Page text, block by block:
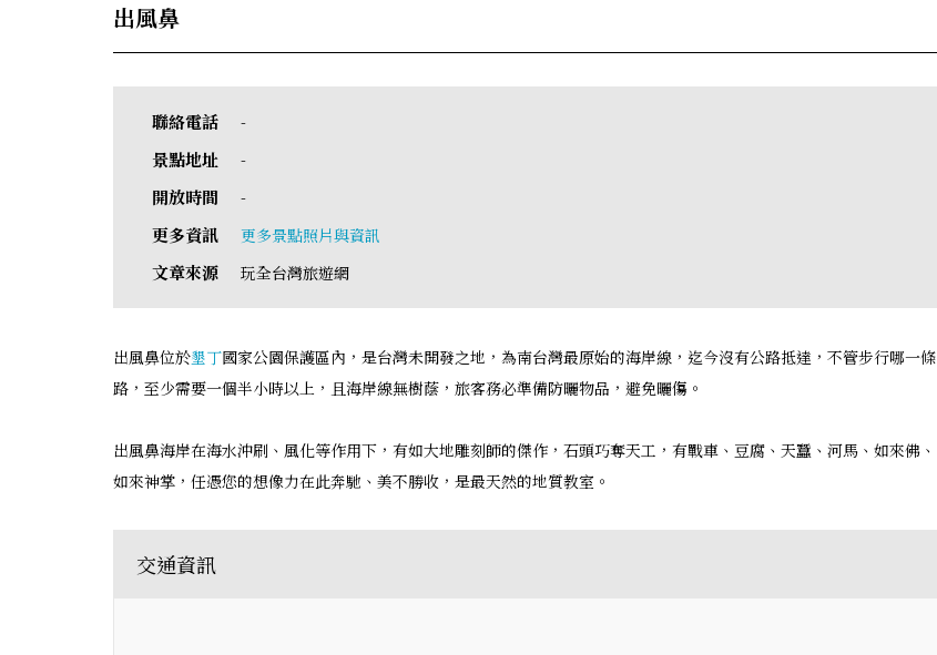
出風鼻
聯絡電話 -
景點地址 -
開放時間 -
更多資訊 更多景點照片與資訊
文章來源 玩全台灣旅遊網
出風鼻位於墾丁國家公園保護區內，是台灣未開發之地，為南台灣最原始的海岸線，迄今沒有公路抵達，不管步行哪一條
路，至少需要一個半小時以上，且海岸線無樹蔭，旅客務必準備防曬物品，避免曬傷。
出風鼻海岸在海水沖刷、風化等作用下，有如大地雕刻師的傑作，石頭巧奪天工，有戰車、豆腐、天蠶、河馬、如來佛、
如來神掌，任憑您的想像力在此奔馳、美不勝收，是最天然的地質教室。
交通資訊